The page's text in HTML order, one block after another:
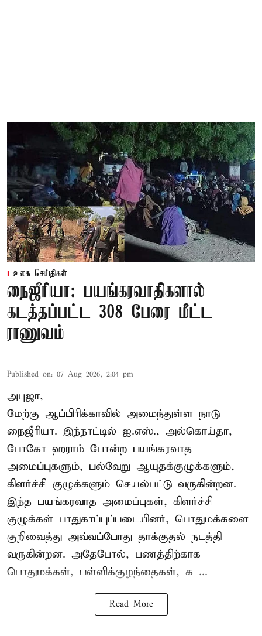
உலக செய்திகள்
நைஜீரியா: பயங்கரவாதிகளால்
கடத்தப்பட்ட 308 பேரை மீட்ட
ராணுவம்
Published on: 07 Aug 2026, 2:04 pm
அபுஜா,
மேற்கு ஆப்பிரிக்காவில் அமைந்துள்ள நாடு
நைஜீரியா. இந்நாட்டில் ஐ.எஸ்., அல்கொய்தா,
போகோ ஹராம் போன்ற பயங்கரவாத
அமைப்புகளும், பல்வேறு ஆயுதக்குழுக்களும்,
கிளர்ச்சி குழுக்களும் செயல்பட்டு வருகின்றன.
இந்த பயங்கரவாத அமைப்புகள், கிளர்ச்சி
குழுக்கள் பாதுகாப்புப்படையினர், பொதுமக்களை
குறிவைத்து அவ்வப்போது தாக்குதல் நடத்தி
வருகின்றன. அதேபோல், பணத்திற்காக
பொதுமக்கள், பள்ளிக்குழந்தைகள், க ...
Read More